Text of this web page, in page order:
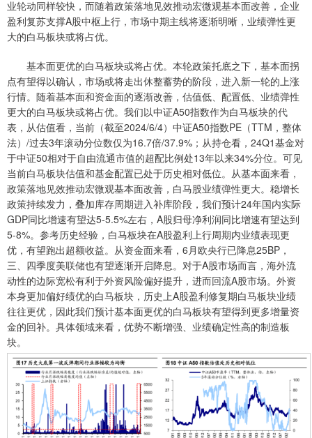
业轮动同样较快，而随着政策落地见效推动宏微观基本面改善，企业
盈利复苏支撑A股中枢上行，市场中期主线将逐渐明晰，业绩弹性更
大的白马板块或将占优。
基本面更优的白马板块或将占优。本轮政策托底之下，基本面拐
点有望得以确认，市场或将走出休整蓄势的阶段，进入新一轮的上涨
行情。随着基本面和资金面的逐渐改善，估值低、配置低、业绩弹性
更大的白马板块或将占优。我们以中证A50指数作为白马板块的代
表，从估值看，当前（截至2024/6/4）中证A50指数PE（TTM，整体
法）/过去3年滚动分位数仅为16.7倍/37.9%；从持仓看，24Q1基金对
于中证50相对于自由流通市值的超配比例处13年以来34%分位。可见
当前白马板块估值和基金配置已处于历史相对低位。从基本面来看，
政策落地见效推动宏微观基本面改善，白马股业绩弹性更大。稳增长
政策持续发力，叠加库存周期进入补库阶段，我们预计24年国内实际
GDP同比增速有望达5-5.5%左右，A股归母净利润同比增速有望达到
5-8%。参考历史经验，白马板块在A股盈利上行周期内业绩表现更
优，有望跑出超额收益。从资金面来看，6月欧央行已降息25BP，
三、四季度美联储也有望逐渐开启降息。对于A股市场而言，海外流
动性的边际宽松有利于外资风险偏好提升，进而回流A股市场。外资
本身更加偏好绩优的白马板块，历史上A股盈利修复期白马板块业绩
往往更优，因此我们预计基本面更优的白马板块有望得到更多增量资
金的回补。具体领域来看，优势不断增强、业绩确定性高的制造板
块。